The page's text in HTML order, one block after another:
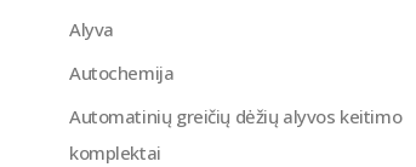
Alyva
Autochemija
Automatinių greičių dėžių alyvos keitimo
komplektai